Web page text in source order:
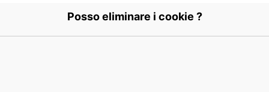
Posso eliminare i cookie ?